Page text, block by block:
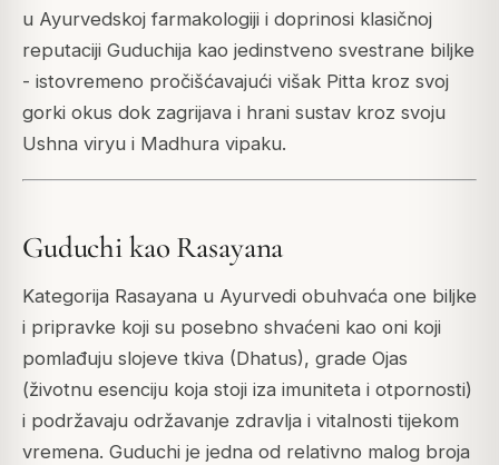
u Ayurvedskoj farmakologiji i doprinosi klasičnoj
reputaciji Guduchija kao jedinstveno svestrane biljke
- istovremeno pročišćavajući višak Pitta kroz svoj
gorki okus dok zagrijava i hrani sustav kroz svoju
Ushna viryu i Madhura vipaku.
Guduchi kao Rasayana
Kategorija Rasayana u Ayurvedi obuhvaća one biljke
i pripravke koji su posebno shvaćeni kao oni koji
pomlađuju slojeve tkiva (Dhatus), grade Ojas
(životnu esenciju koja stoji iza imuniteta i otpornosti)
i podržavaju održavanje zdravlja i vitalnosti tijekom
vremena. Guduchi je jedna od relativno malog broja